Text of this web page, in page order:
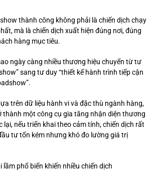
thành công không phải là chiến dịch chạy
mà là chiến dịch xuất hiện đúng nơi, đúng
hàng mục tiêu.
ngày càng nhiều thương hiệu chuyển từ tư
sang tư duy “thiết kế hành trình tiếp cận
trên dữ liệu hành vi và đặc thù ngành hàng,
thành một công cụ gia tăng nhận diện thương
lại, nếu triển khai theo cảm tính, chiến dịch rất
tư tốn kém nhưng khó đo lường giá trị
lầm phổ biến khiến nhiều chiến dịch